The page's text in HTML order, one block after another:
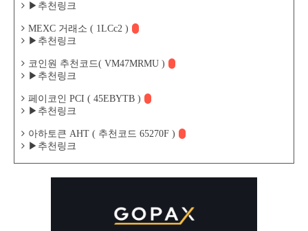
▶추천링크
MEXC 거래소 ( 1LCc2 )
▶추천링크
코인원 추천코드( VM47MRMU )
▶추천링크
페이코인 PCI ( 45EBYTB )
▶추천링크
아하토큰 AHT ( 추천코드 65270F )
▶추천링크